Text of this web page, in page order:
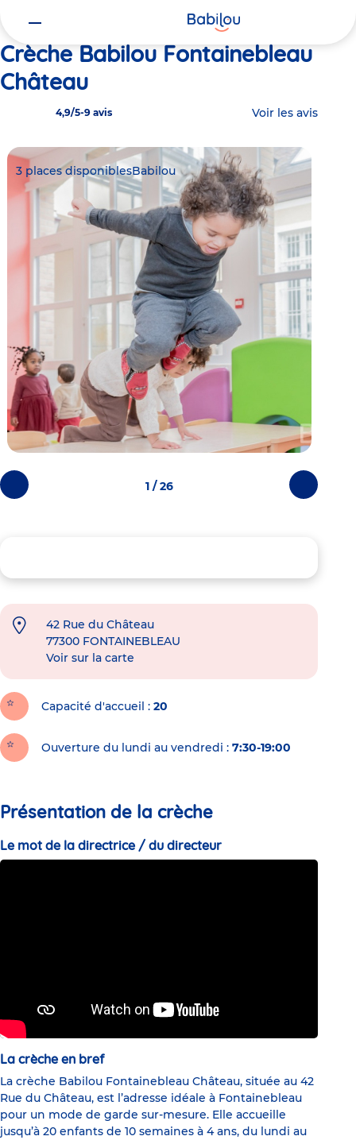
Crèche Babilou Fontainebleau
Château
4,9/5-9 avis Voir les avis
Photos
précédentes
Photos
suivantes
3 places disponiblesBabilou
1 / 26
42 Rue du Château
77300 FONTAINEBLEAU
Voir sur la carte
Capacité d'accueil 20
Ouverture du lundi au vendredi : 7:30-19:00
Présentation de la crèche
Le mot de la directrice / du directeur
La crèche en bref
La crèche Babilou Fontainebleau Château, située au 42
Rue du Château, est l’adresse idéale à Fontainebleau
pour un mode de garde sur-mesure. Elle accueille
jusqu’à 20 enfants de 10 semaines à 4 ans, du lundi au